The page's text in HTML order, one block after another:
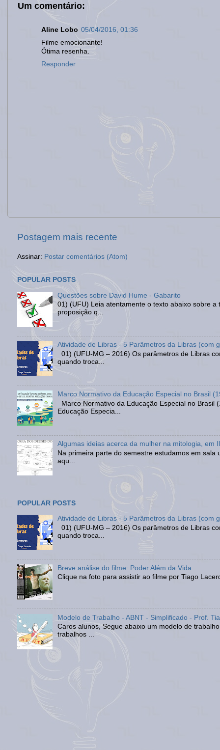
Um comentário:
Aline Lobo 05/04/2016, 01:36
Filme emocionante!
Ótima resenha.
Responder
Postagem mais recente
Assinar: Postar comentários (Atom)
POPULAR POSTS
Questões sobre David Hume - Gabarito
01) (UFU) Leia atentamente o texto abaixo sobre
proposição q...
Atividade de Libras - 5 Parâmetros da Libras (com
01) (UFU-MG – 2016) Os parâmetros de Libras
quando troca...
Marco Normativo da Educação Especial no Brasil
Marco Normativo da Educação Especial no Brasil
Educação Especia...
Algumas ideias acerca da mulher na mitologia, em
Na primeira parte do semestre estudamos em
aqu...
POPULAR POSTS
Atividade de Libras - 5 Parâmetros da Libras (com
01) (UFU-MG – 2016) Os parâmetros de Libras
quando troca...
Breve análise do filme: Poder Além da Vida
Clique na foto para assistir ao filme por Tiago
Modelo de Trabalho - ABNT - Simplificado - Prof.
Caros alunos, Segue abaixo um modelo de
trabalhos ...